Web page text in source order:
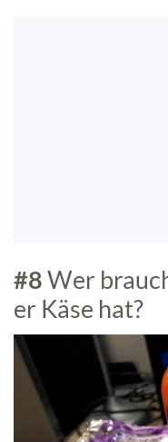
#8Wer
er Käse hat?